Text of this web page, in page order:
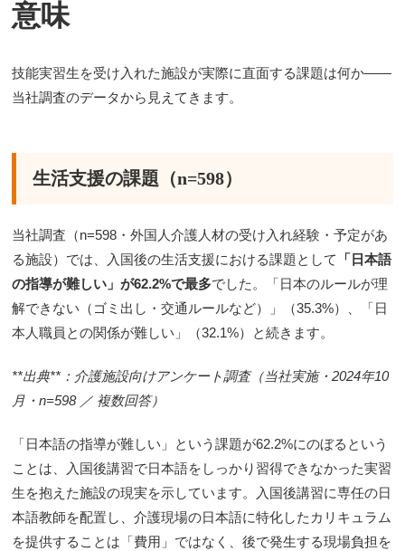
意味
技能実習生を受け入れた施設が実際に直面する課題は何か——
当社調査のデータから見えてきます。
生活支援の課題（n=598）
当社調査（n=598・外国人介護人材の受け入れ経験・予定があ
る施設）では、入国後の生活支援における課題として
「日本語
の指導が難しい」が62.2%で最多でした。「日本のルールが理
解できない（ゴミ出し・交通ルールなど）」（35.3%）、「日
本人職員との関係が難しい」（32.1%）と続きます。
**出典**：介護施設向けアンケート調査（当社実施・2024年10
月・n=598 ／ 複数回答）
「日本語の指導が難しい」という課題が62.2%にのぼるという
ことは、入国後講習で日本語をしっかり習得できなかった実習
生を抱えた施設の現実を示しています。入国後講習に専任の日
本語教師を配置し、介護現場の日本語に特化したカリキュラム
を提供することは「費用」ではなく、後で発生する現場負担を